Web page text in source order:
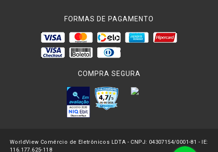
FORMAS DE PAGAMENTO
COMPRA SEGURA
WorldView Comércio de Eletrônicos LDTA - CNPJ: 04307154/0001-81 - IE:
116.177.625-118